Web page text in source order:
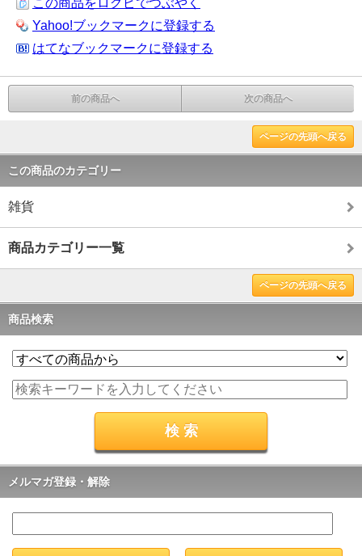
Yahoo!ブックマークに登録する
はてなブックマークに登録する
前の商品へ 次の商品へ
ページの先頭へ戻る
この商品のカテゴリー
雑貨
商品カテゴリー一覧
ページの先頭へ戻る
商品検索
メルマガ登録・解除